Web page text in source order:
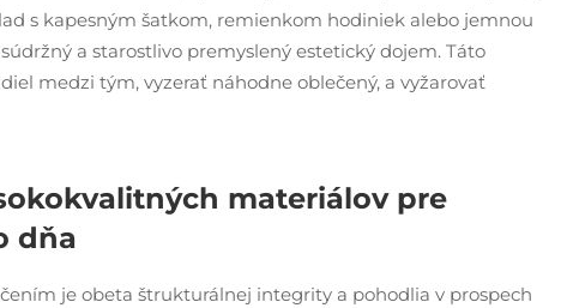
s kapesným šatkom, remienkom hodiniek alebo jemnou
a starostlivo premyslený estetický dojem. Táto
medzi tým, vyzerať náhodne oblečený, a vyžarovať
materiálov pre
dňa
je obeta štrukturálnej integrity a pohodlia v prospech